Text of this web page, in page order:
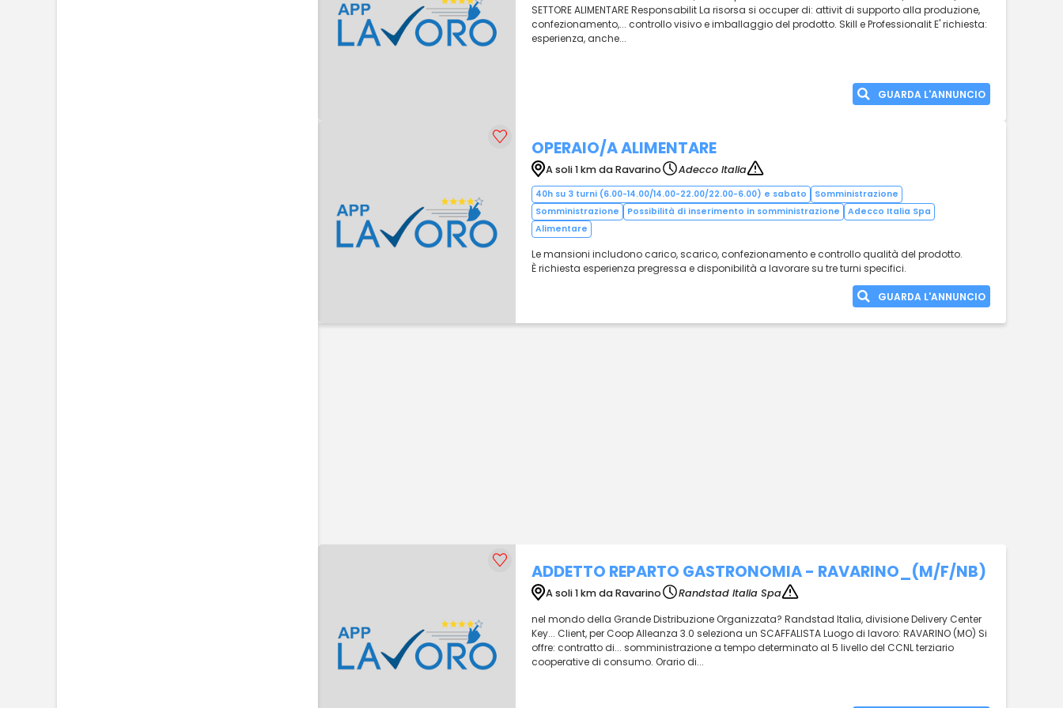
SETTORE ALIMENTARE Responsabilit La risorsa si occuper di: attivit di supporto alla produzione,
confezionamento,... controllo visivo e imballaggio del prodotto. Skill e Professionalit E' richiesta:
esperienza, anche...
GUARDA L'ANNUNCIO
OPERAIO/A ALIMENTARE
A soli 1 km da Ravarino Adecco Italia
40h su 3 turni (6.00-14.00/14.00-22.00/22.00-6.00) e sabato
Somministrazione
Somministrazione
Possibilità di inserimento in somministrazione
Adecco Italia Spa
Alimentare
Le mansioni includono carico, scarico, confezionamento e controllo qualità del prodotto.
È richiesta esperienza pregressa e disponibilità a lavorare su tre turni specifici.
GUARDA L'ANNUNCIO
ADDETTO REPARTO GASTRONOMIA - RAVARINO_(M/F/NB)
A soli 1 km da Ravarino
Randstad Italia Spa
nel mondo della Grande Distribuzione Organizzata? Randstad Italia, divisione Delivery Center
Key... Client, per Coop Alleanza 3.0 seleziona un SCAFFALISTA Luogo di lavoro: RAVARINO (MO) Si
offre: contratto di... somministrazione a tempo determinato al 5 livello del CCNL terziario
cooperative di consumo. Orario di...